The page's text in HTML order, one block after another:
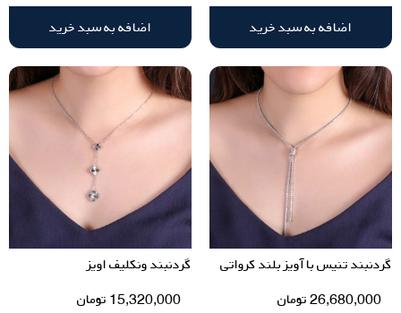
اضافه به سبد خرید
اضافه به سبد خرید
گردنبند تنیس با آویز بلند کرواتی
26,680,000تومان
گردنبند ونکلیف اویز
15,320,000 تومان